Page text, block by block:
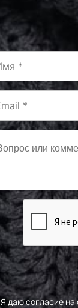
S198/2
243/1
F201/1
S198/1
243/2
S248
203/3
Я даю согласие на